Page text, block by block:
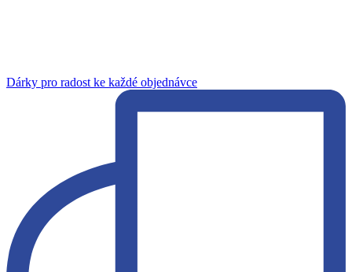
Dárky pro radost ke každé objednávce